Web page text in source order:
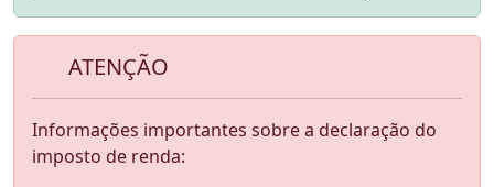
ATENÇÃO
Informações importantes sobre a declaração do
imposto de renda: